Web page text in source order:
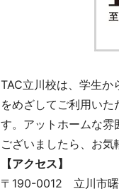
TAC立川校は、学生か
をめざしてご利用い
す。アットホームな雰
ございましたら、お気
【アクセス】
〒190-0012 立川市